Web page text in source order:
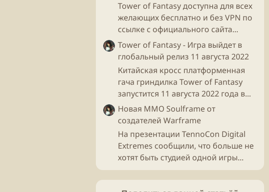
Tower of Fantasy доступна для всех
желающих бесплатно и без VPN по
ссылке с официального сайта...
Tower of Fantasy - Игра выйдет в
глобальный релиз 11 августа 2022
Китайская кросс платформенная
гача гриндилка Tower of Fantasy
запустится 11 августа 2022 года в...
Новая ММО Soulframe от
создателей Warframe
На презентации TennoCon Digital
Extremes сообщили, что больше не
хотят быть студией одной игры...